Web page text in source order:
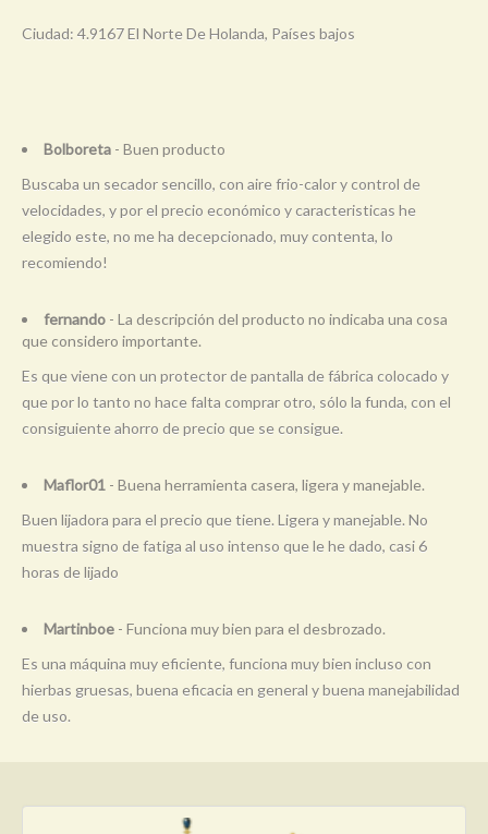
Ciudad: 4.9167 El Norte De Holanda, Países bajos
Bolboreta - Buen producto
Buscaba un secador sencillo, con aire frio-calor y control de
velocidades, y por el precio económico y caracteristicas he
elegido este, no me ha decepcionado, muy contenta, lo
recomiendo!
fernando - La descripción del producto no indicaba una cosa
que considero importante.
Es que viene con un protector de pantalla de fábrica colocado y
que por lo tanto no hace falta comprar otro, sólo la funda, con el
consiguiente ahorro de precio que se consigue.
Maflor01 - Buena herramienta casera, ligera y manejable.
Buen lijadora para el precio que tiene. Ligera y manejable. No
muestra signo de fatiga al uso intenso que le he dado, casi 6
horas de lijado
Martinboe - Funciona muy bien para el desbrozado.
Es una máquina muy eficiente, funciona muy bien incluso con
hierbas gruesas, buena eficacia en general y buena manejabilidad
de uso.